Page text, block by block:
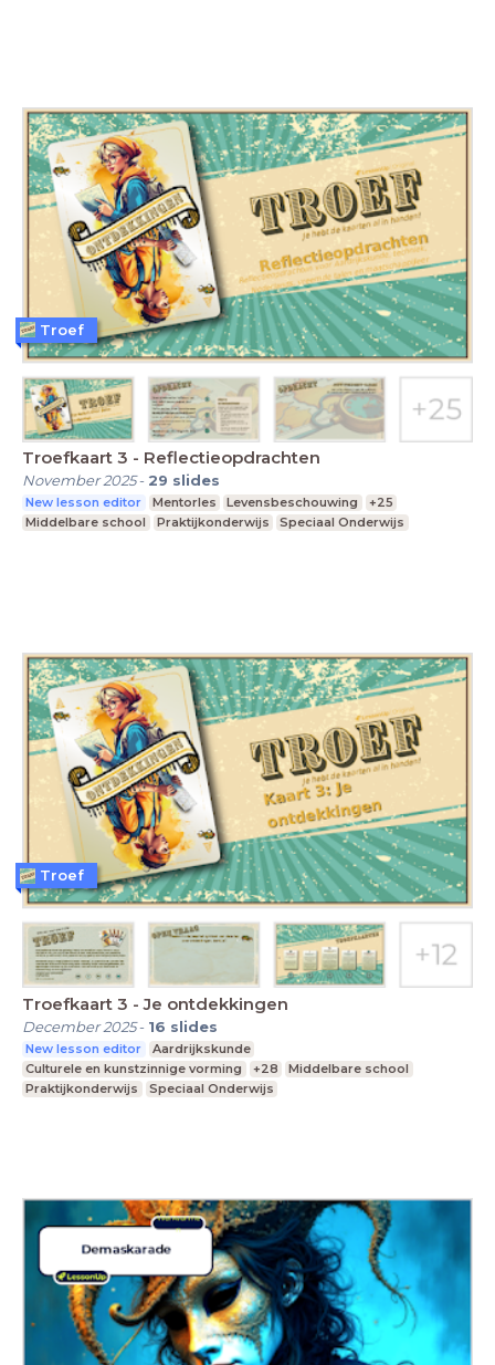
Troefkaart 3 - Reflectieopdrachten
November 2025- 29 slides
New lesson editor Mentorles Levensbeschouwing
+25
Middelbare school
Praktijkonderwijs Speciaal Onderwijs
Troef
Troefkaart 3 - Je ontdekkingen
December 2025- 16 slides
New lesson editor
Aardrijkskunde
Culturele en kunstzinnige vorming
+28
Middelbare school
Praktijkonderwijs
Speciaal Onderwijs
Troef